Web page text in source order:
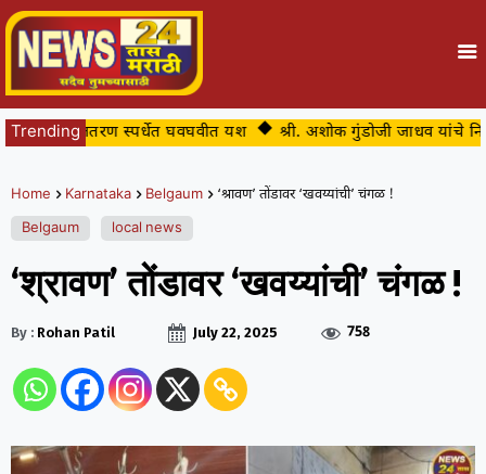
Trending
जलतरण स्पर्धेत घवघवीत यश श्री. अशोक गुंडोजी जाधव यांचे निधन
Home Karnataka Belgaum
‘श्रावण’ तोंडावर ‘खवय्यांची’ चंगळ !
Belgaum
local news
‘श्रावण’ तोंडावर ‘खवय्यांची’ चंगळ !
By : Rohan Patil July 22, 2025 758